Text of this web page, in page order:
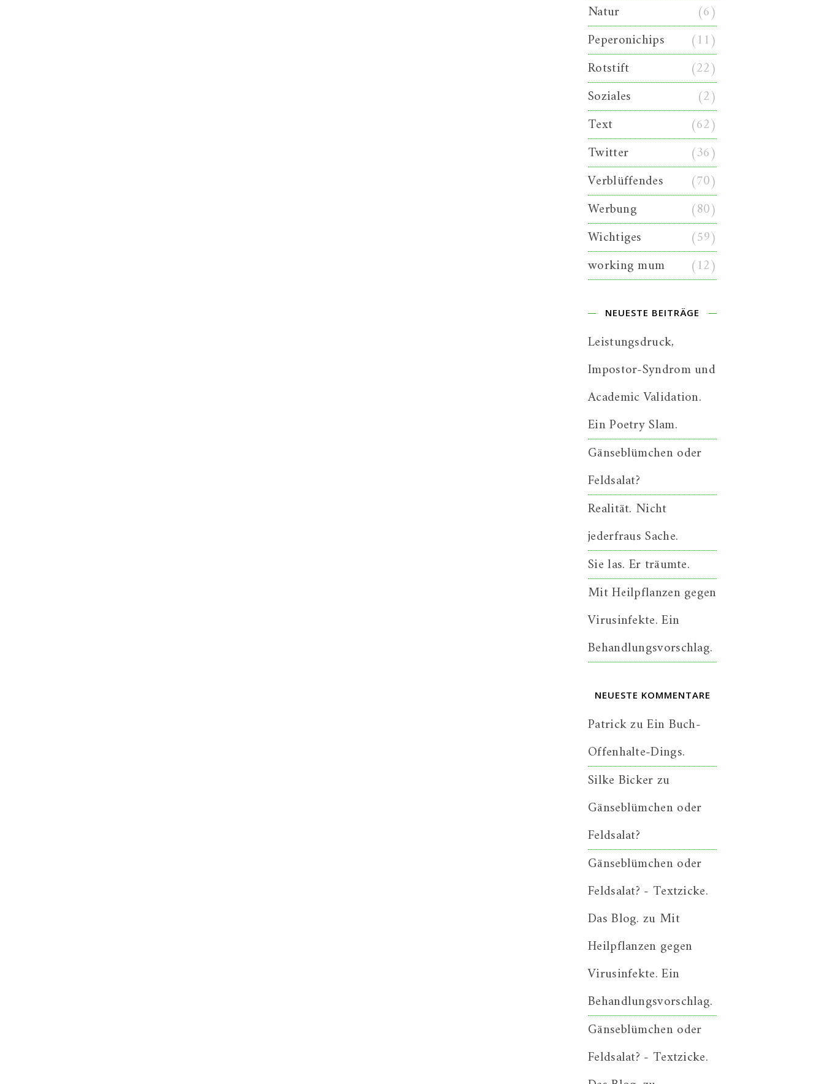
Natur
(6)
Peperonichips
(11)
Rotstift
(22)
Soziales
(2)
Text
(62)
Twitter
(36)
Verblüffendes
(70)
Werbung
(80)
Wichtiges
(59)
working mum
(12)
NEUESTE BEITRÄGE
Leistungsdruck,
Impostor-Syndrom und
Academic Validation.
Ein Poetry Slam.
Gänseblümchen oder
Feldsalat?
Realität. Nicht
jederfraus Sache.
Sie las. Er träumte.
Mit Heilpflanzen gegen
Virusinfekte. Ein
Behandlungsvorschlag.
NEUESTE KOMMENTARE
PatrickzuEin Buch-
Offenhalte-Dings.
Silke Bickerzu
Gänseblümchen oder
Feldsalat?
Gänseblümchen oder
Feldsalat? - Textzicke.
Das Blog. zu Mit
Heilpflanzen gegen
Virusinfekte. Ein
Behandlungsvorschlag.
Gänseblümchen oder
Feldsalat? - Textzicke.